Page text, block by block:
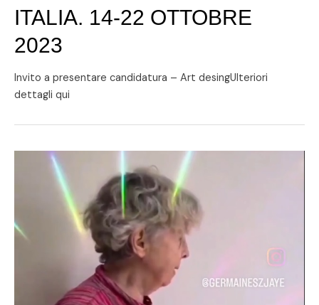
ITALIA. 14-22 OTTOBRE
2023
Invito a presentare candidatura – Art desingUlteriori
dettagli qui